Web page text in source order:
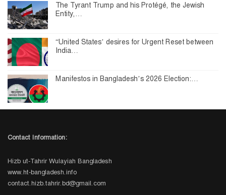
The Tyrant Trump and his Protégé, the Jewish
Entity,…
“United States’ desires for Urgent Reset between
India…
Manifestos in Bangladesh’s 2026 Election:…
Contact Information:
Hizb ut-Tahrir Wulayiah Bangladesh
www.ht-bangladesh.info
contact.hizb.tahrir.bd@gmail.com